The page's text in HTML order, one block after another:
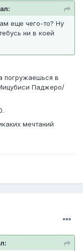
еще чего-то? Ну
ни в коей
погружаешься в
Паджеро/
мечтаний